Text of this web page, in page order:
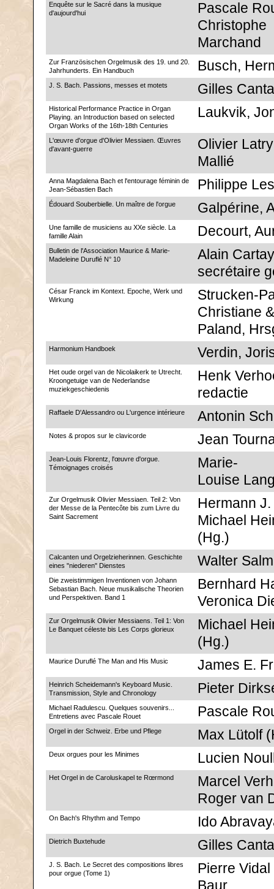
Enquête sur le Sacré dans la musique
d'aujourd'hui
Pascale
Christophe
Marchand
Zur Französischen Orgelmusik des 19. und 20.
Jahrhunderts. Ein Handbuch
Busch,
J. S. Bach. Passions, messes et motets Gilles
Historical Performance Practice in Organ
Playing. an Introduction based on selected
Organ Works of the 16th-18th Centuries
Laukvik,
L'œuvre d'orgue d'Olivier Messiaen. Œuvres
d'avant-guerre
Olivier
Mallié
Anna Magdalena Bach et l'entourage féminin de
Jean-Sébastien Bach
Philippe
Édouard Souberbielle. Un maître de l'orgue Galpérine,
Une famille de musiciens au XXe siècle. La
famille Alain
Decourt,
Bulletin de l'Association Maurice & Marie-
Madeleine Duruflé N° 10
Alain
secrétaire
César Franck im Kontext. Epoche, Werk und
Wirkung
Strucken-
Christiane
Paland,
Harmonium Handboek Verdin,
Het oude orgel van de Nicolaikerk te Utrecht.
Kroongetuige van de Nederlandse
muziekgeschiedenis
Henk
redactie
Raffaele D'Alessandro ou L'urgence intérieure Antonin
Notes & propos sur le clavicorde Jean
Jean-Louis Florentz, l'œuvre d'orgue.
Témoignages croisés
Marie-
Louise
Zur Orgelmusik Olivier Messiaen. Teil 2: Von
der Messe de la Pentecôte bis zum Livre du
Saint Sacrement
Hermann
Michael
(Hg.)
Calcanten und Orgelzieherinnen. Geschichte
eines "niederen" Dienstes
Walter
Die zweistimmigen Inventionen von Johann
Sebastian Bach. Neue musikalische Theorien
und Perspektiven. Band 1
Bernhard
Veronica
Zur Orgelmusik Olivier Messiaens. Teil 1: Von
Le Banquet céleste bis Les Corps glorieux
Michael
(Hg.)
Maurice Duruflé The Man and His Music James E.
Heinrich Scheidemann's Keyboard Music.
Transmission, Style and Chronology
Pieter
Michael Radulescu. Quelques souvenirs...
Entretiens avec Pascale Rouet
Pascale
Orgel in der Schweiz. Erbe und Pflege Max Lütolf
Deux orgues pour les Minimes Lucien
Het Orgel in de Caroluskapel te Rœrmond
Marcel
Roger van
On Bach's Rhythm and Tempo Ido
Dietrich Buxtehude Gilles
J. S. Bach. Le Secret des compositions libres
pour orgue (Tome 1)
Pierre
Baur